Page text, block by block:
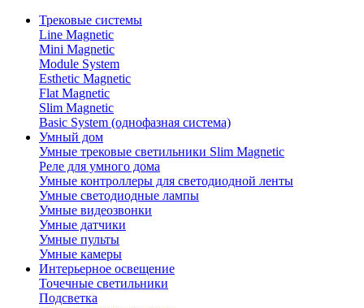
Трековые системы
Line Magnetic
Mini Magnetic
Module System
Esthetic Magnetic
Flat Magnetic
Slim Magnetic
Basic System (однофазная система)
Умный дом
Умные трековые светильники Slim Magnetic
Реле для умного дома
Умные контроллеры для светодиодной ленты
Умные светодиодные лампы
Умные видеозвонки
Умные датчики
Умные пульты
Умные камеры
Интерьерное освещение
Точечные светильники
Подсветка